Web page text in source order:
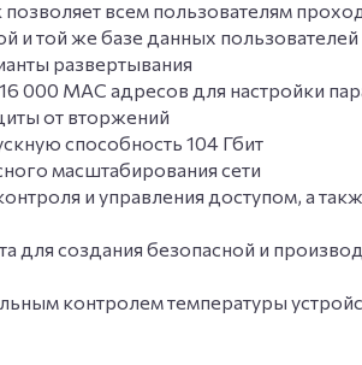
всем пользователям
и той же базе данных пользователей
развертывания
000 MAC адресов для настройки
от вторжений
способность 104 Гбит
масштабирования сети
и управления доступом, а
для создания безопасной и
контролем температуры